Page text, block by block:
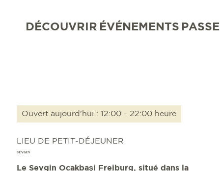
DÉCOUVRIR ÉVÉNEMENTS
Ouvert aujourd'hui : 12:00 - 22:00 heure
LIEU DE PETIT-DÉJEUNER
SEVGIN
Le Sevgin Ocakbaşi Freiburg, situé dans la